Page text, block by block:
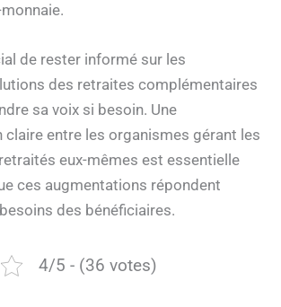
de rester informé sur les
des retraites complémentaires
sa voix si besoin. Une
entre les organismes gérant les
eux-mêmes est essentielle
ces augmentations répondent
des bénéficiaires.
4/5 - (36 votes)